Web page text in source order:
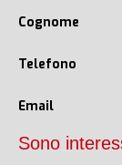
Cognome
Telefono
Email
Sono